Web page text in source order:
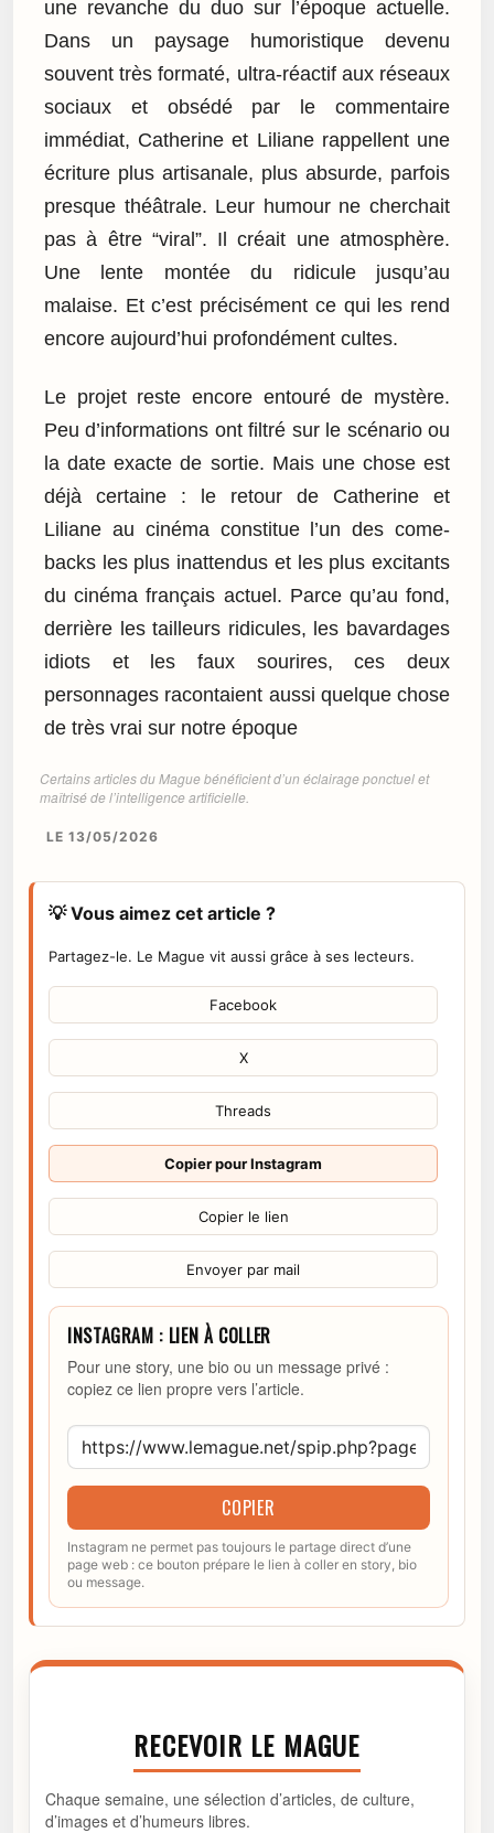
une revanche du duo sur l’époque actuelle.
Dans un paysage humoristique devenu
souvent très formaté, ultra-réactif aux réseaux
sociaux et obsédé par le commentaire
immédiat, Catherine et Liliane rappellent une
écriture plus artisanale, plus absurde, parfois
presque théâtrale. Leur humour ne cherchait
pas à être “viral”. Il créait une atmosphère.
Une lente montée du ridicule jusqu’au
malaise. Et c’est précisément ce qui les rend
encore aujourd’hui profondément cultes.
Le projet reste encore entouré de mystère.
Peu d’informations ont filtré sur le scénario ou
la date exacte de sortie. Mais une chose est
déjà certaine : le retour de Catherine et
Liliane au cinéma constitue l’un des come-
backs les plus inattendus et les plus excitants
du cinéma français actuel. Parce qu’au fond,
derrière les tailleurs ridicules, les bavardages
idiots et les faux sourires, ces deux
personnages racontaient aussi quelque chose
de très vrai sur notre époque
Certains articles du Mague bénéficient d’un éclairage ponctuel et
maîtrisé de l’intelligence artificielle.
LE 13/05/2026
💡 Vous aimez cet article ?
Partagez-le. Le Mague vit aussi grâce à ses lecteurs.
Facebook
X
Threads
Copier pour Instagram
Copier le lien
Envoyer par mail
INSTAGRAM : LIEN À COLLER
Pour une story, une bio ou un message privé :
copiez ce lien propre vers l’article.
COPIER
Instagram ne permet pas toujours le partage direct d’une
page web : ce bouton prépare le lien à coller en story, bio
ou message.
RECEVOIR LE MAGUE
Chaque semaine, une sélection d’articles, de culture,
d’images et d’humeurs libres.